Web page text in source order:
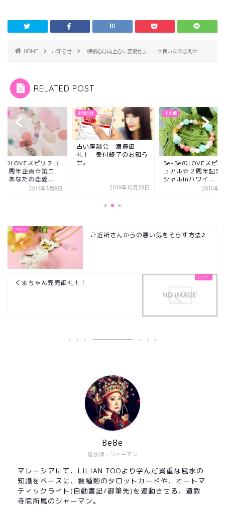
HOME お知らせ 嫉妬心は向上心に変更せよ！！☆良い女の法則☆
RELATED POST
のLOVEスピリチュ
３周年企画☆第二
！あなたの恋愛...
2011年3月8日
お知らせ
占い座談会 満員御
礼！ 受付終了のお知ら
せ。
2019年10月28日
その他
Be-BeのLOVEスピ
ュアル☆２周年記念
シャルInハワイ...
2010年3
ご近所さんからの悪い気をそらす方法♪
くまちゃん完売御礼！！
風水師・シャーマン
BeBe
マレーシアにて、LILIAN TOOより学んだ貴重な風水の
知識をベースに、数種類のタロットカードや、オートマ
ティックライト(自動書記/御筆先)を連動させる、道教
寺院所属のシャーマン。